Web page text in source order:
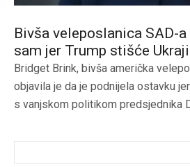
Bivša veleposlanica SAD-
sam jer Trump stišće
Bridget Brink, bivša američka
objavila je da je podnijela ostavku
s vanjskom politikom predsjednika